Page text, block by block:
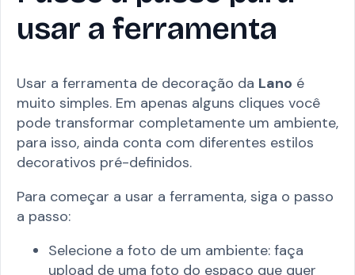
usar a ferramenta
Usar a ferramenta de decoração da Lano é
muito simples. Em apenas alguns cliques você
pode transformar completamente um ambiente,
para isso, ainda conta com diferentes estilos
decorativos pré-definidos.
Para começar a usar a ferramenta, siga o passo
a passo:
Selecione a foto de um ambiente: faça
upload de uma foto do espaço que quer